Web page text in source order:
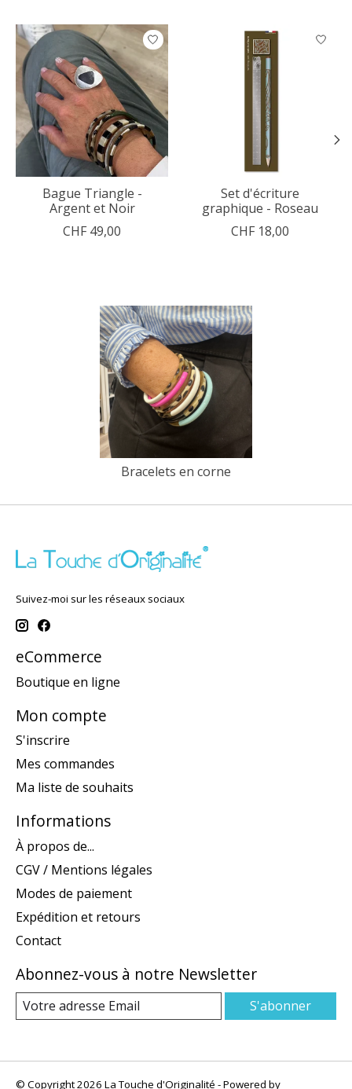
Articles du carrousel de produits
Bague Triangle -
Argent et Noir
CHF 49,00
Set d'écriture
graphique - Roseau
CHF 18,00
Bracelets en corne
Suivez-moi sur les réseaux sociaux
eCommerce
Boutique en ligne
Mon compte
S'inscrire
Mes commandes
Ma liste de souhaits
Informations
À propos de...
CGV / Mentions légales
Modes de paiement
Expédition et retours
Contact
Abonnez-vous à notre Newsletter
S'abonner
© Copyright 2026 La Touche d'Originalité - Powered by